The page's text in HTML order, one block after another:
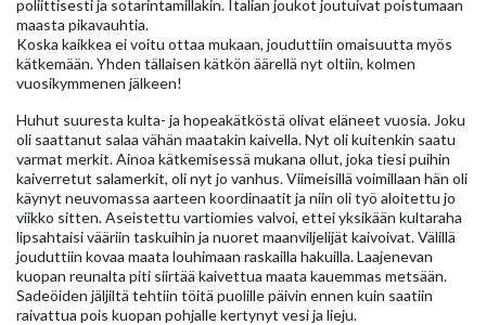
poliittisesti ja sotarintamillakin. Italian joukot joutuivat poistumaan
maasta pikavauhtia.
Koska kaikkea ei voitu ottaa mukaan, jouduttiin omaisuutta myös
kätkemään. Yhden tällaisen kätkön äärellä nyt oltiin, kolmen
vuosikymmenen jälkeen!
Huhut suuresta kulta- ja hopeakätköstä olivat eläneet vuosia. Joku
oli saattanut salaa vähän maatakin kaivella. Nyt oli kuitenkin saatu
varmat merkit. Ainoa kätkemisessä mukana ollut, joka tiesi puihin
kaiverretut salamerkit, oli nyt jo vanhus. Viimeisillä voimillaan hän oli
käynyt neuvomassa aarteen koordinaatit ja niin oli työ aloitettu jo
viikko sitten. Aseistettu vartiomies valvoi, ettei yksikään kultaraha
lipsahtaisi vääriin taskuihin ja nuoret maanviljelijät kaivoivat. Välillä
jouduttiin kovaa maata louhimaan raskailla hakuilla. Laajenevan
kuopan reunalta piti siirtää kaivettua maata kauemmas metsään.
Sadeöiden jäljiltä tehtiin töitä puolille päivin ennen kuin saatiin
raivattua pois kuopan pohjalle kertynyt vesi ja lieju.